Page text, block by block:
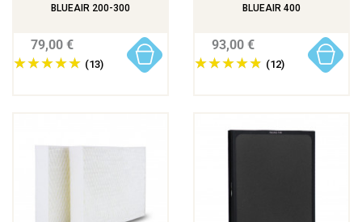
BLUEAIR 200-300
(13)
79,00 €
BLUEAIR 400
(12)
93,00 €